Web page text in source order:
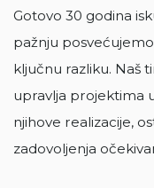
Gotovo 30 godina
pažnju
ključnu razliku. Naš
upravlja projektima
njihove realizacije,
zadovoljenja